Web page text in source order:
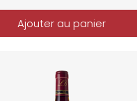
Ajouter au panier